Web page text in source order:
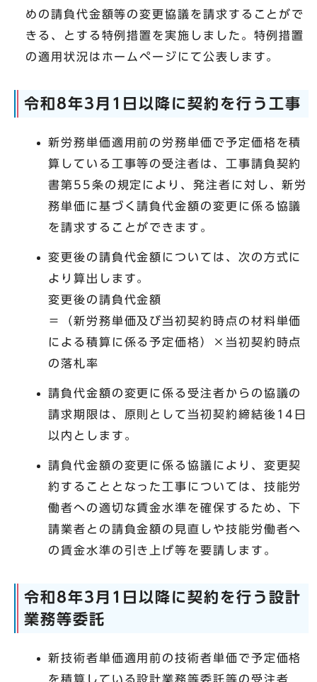
めの請負代金額等の変更協議を請求することがで
きる、とする特例措置を実施しました。特例措置
の適用状況はホームページにて公表します。
令和8年3月1日以降に契約を行う工事
新労務単価適用前の労務単価で予定価格を積
算している工事等の受注者は、工事請負契約
書第55条の規定により、発注者に対し、新労
務単価に基づく請負代金額の変更に係る協議
を請求することができます。
変更後の請負代金額については、次の方式に
より算出します。
変更後の請負代金額
＝（新労務単価及び当初契約時点の材料単価
による積算に係る予定価格）×当初契約時点
の落札率
請負代金額の変更に係る受注者からの協議の
請求期限は、原則として当初契約締結後14日
以内とします。
請負代金額の変更に係る協議により、変更契
約することとなった工事については、技能労
働者への適切な賃金水準を確保するため、下
請業者との請負金額の見直しや技能労働者へ
の賃金水準の引き上げ等を要請します。
令和8年3月1日以降に契約を行う設計
業務等委託
新技術者単価適用前の技術者単価で予定価格
を積算している設計業務等委託等の受注者